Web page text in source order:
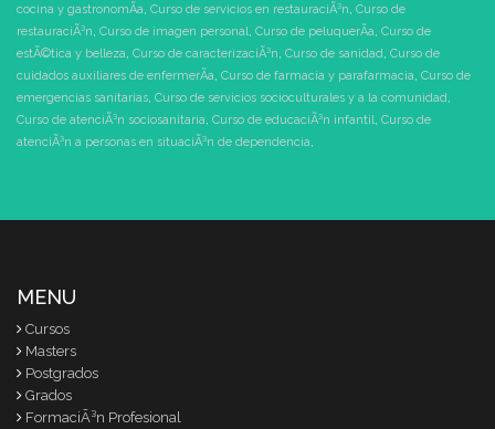
cocina y gastronomÃ­a, Curso de servicios en restauraciÃ³n, Curso de
restauraciÃ³n, Curso de imagen personal, Curso de peluquerÃ­a, Curso de
estÃ©tica y belleza, Curso de caracterizaciÃ³n, Curso de sanidad, Curso de
cuidados auxiliares de enfermerÃ­a, Curso de farmacia y parafarmacia, Curso de
emergencias sanitarias, Curso de servicios socioculturales y a la comunidad,
Curso de atenciÃ³n sociosanitaria, Curso de educaciÃ³n infantil, Curso de
atenciÃ³n a personas en situaciÃ³n de dependencia,
MENU
Cursos
Masters
Postgrados
Grados
FormaciÃ³n Profesional